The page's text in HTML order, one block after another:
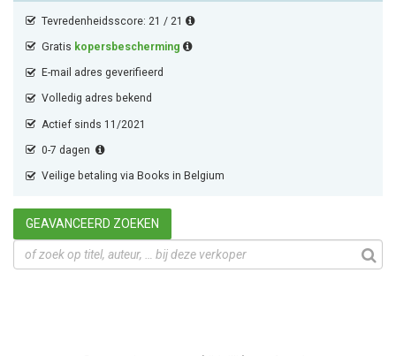
Tevredenheidsscore: 21 / 21
Gratis kopersbescherming
E-mail adres geverifieerd
Volledig adres bekend
Actief sinds 11/2021
0-7 dagen
Veilige betaling via Books in Belgium
GEAVANCEERD ZOEKEN